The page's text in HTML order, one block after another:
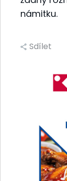
námitku.
Sdílet